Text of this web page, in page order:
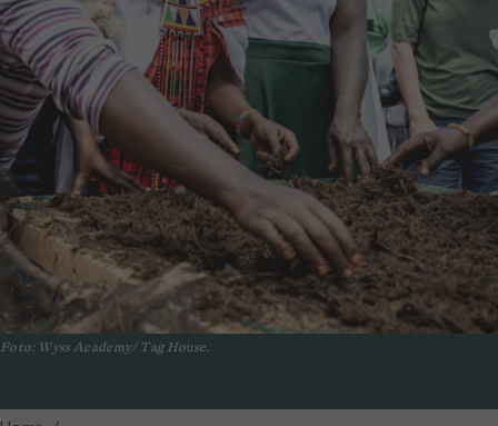
Foto: Wyss Academy/ Tag House.